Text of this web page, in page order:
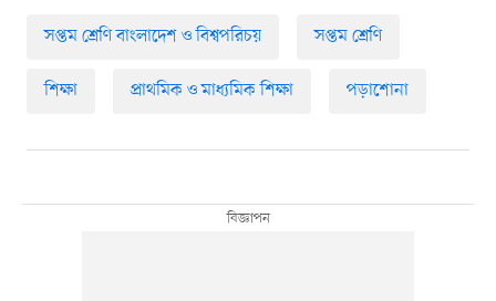
সপ্তম শ্রেণি বাংলাদেশ ও বিশ্বপরিচয় সপ্তম শ্রেণি
শিক্ষা প্রাথমিক ও মাধ্যমিক শিক্ষা পড়াশোনা